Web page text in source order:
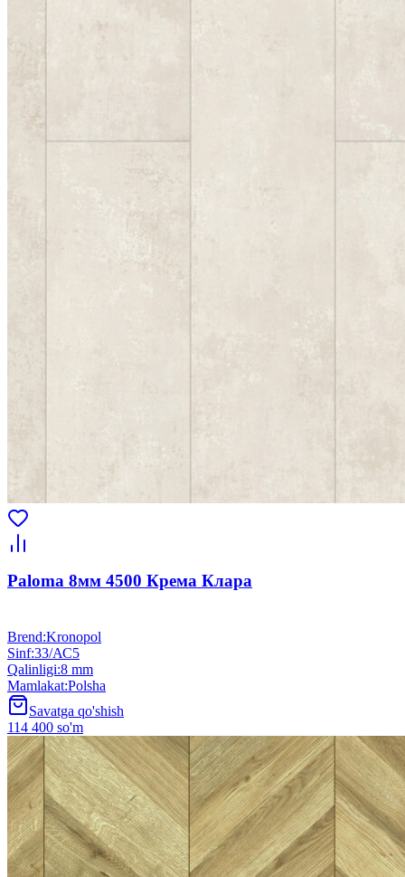
Paloma 8мм 4500 Крема Клара
Brend:Kronopol
Sinf:33/АС5
Qalinligi:8 mm
Mamlakat:Polsha
Savatga qo'shish
114 400 so'm